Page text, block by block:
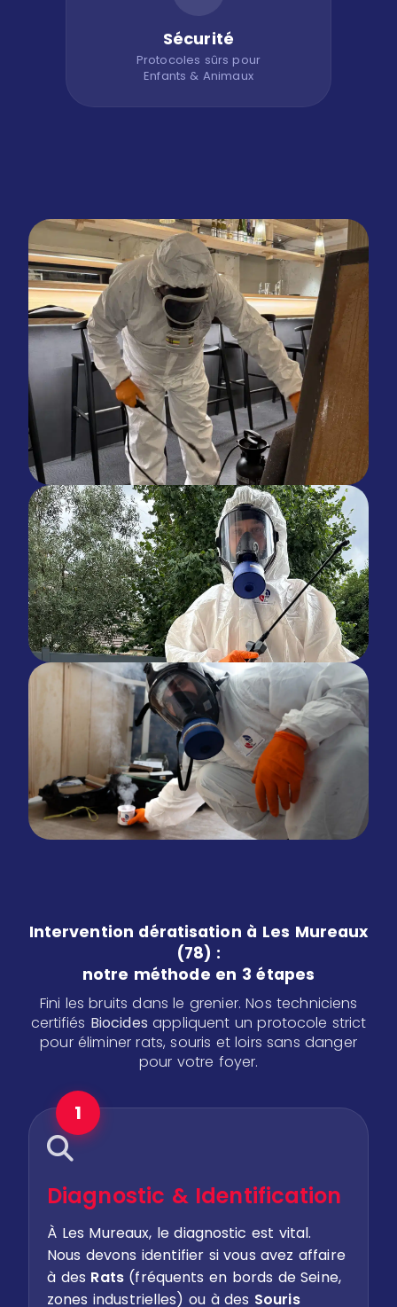
Sécurité
Protocoles sûrs pour
Enfants & Animaux
Intervention dératisation à Les Mureaux
(78) :
notre méthode en 3 étapes
Fini les bruits dans le grenier. Nos techniciens
certifiés Biocides appliquent un protocole strict
pour éliminer rats, souris et loirs sans danger
pour votre foyer.
1
Diagnostic & Identification
À Les Mureaux, le diagnostic est vital.
Nous devons identifier si vous avez affaire
à des Rats(fréquents en bords de Seine,
zones industrielles) ou à des Souris